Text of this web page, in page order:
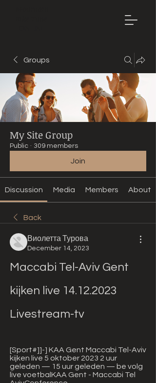
Groups
My Site Group
Public · 309 members
Join
Discussion Media Members About
Back
Виолетта Турова
December 14, 2023
Maccabi Tel-Aviv Gent
kijken live 14.12.2023
Livestream-tv
[Sport#]]-] KAA Gent Maccabi Tel-Aviv
kijken live 5 oktober 2023 2 uur
geleden — 15 uur geleden — be volg
live voetbalKAA Gent - Maccabi Tel